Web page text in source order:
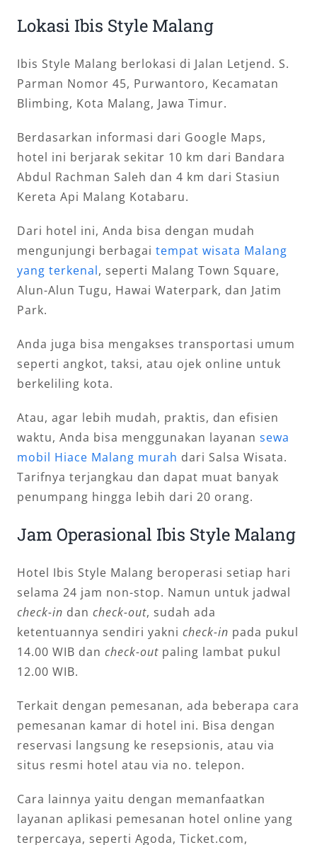
Lokasi Ibis Style Malang
Ibis Style Malang berlokasi di Jalan Letjend. S.
Parman Nomor 45, Purwantoro, Kecamatan
Blimbing, Kota Malang, Jawa Timur.
Berdasarkan informasi dari Google Maps,
hotel ini berjarak sekitar 10 km dari Bandara
Abdul Rachman Saleh dan 4 km dari Stasiun
Kereta Api Malang Kotabaru.
Dari hotel ini, Anda bisa dengan mudah
mengunjungi berbagai tempat wisata Malang
yang terkenal, seperti Malang Town Square,
Alun-Alun Tugu, Hawai Waterpark, dan Jatim
Park.
Anda juga bisa mengakses transportasi umum
seperti angkot, taksi, atau ojek online untuk
berkeliling kota.
Atau, agar lebih mudah, praktis, dan efisien
waktu, Anda bisa menggunakan layanan sewa
mobil Hiace Malang murah dari Salsa Wisata.
Tarifnya terjangkau dan dapat muat banyak
penumpang hingga lebih dari 20 orang.
Jam Operasional Ibis Style Malang
Hotel Ibis Style Malang beroperasi setiap hari
selama 24 jam non-stop. Namun untuk jadwal
check-in dan check-out, sudah ada
ketentuannya sendiri yakni check-in pada pukul
14.00 WIB dan check-out paling lambat pukul
12.00 WIB.
Terkait dengan pemesanan, ada beberapa cara
pemesanan kamar di hotel ini. Bisa dengan
reservasi langsung ke resepsionis, atau via
situs resmi hotel atau via no. telepon.
Cara lainnya yaitu dengan memanfaatkan
layanan aplikasi pemesanan hotel online yang
terpercaya, seperti Agoda, Ticket.com,